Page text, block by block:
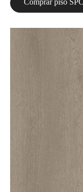
Comprar piso SPC